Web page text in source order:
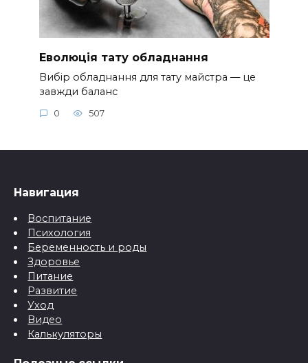
Еволюція тату обладнання
Вибір обладнання для тату майстра — це
завжди баланс
0 507
Навигация
Воспитание
Психология
Беременность и роды
Здоровье
Питание
Развитие
Уход
Видео
Калькуляторы